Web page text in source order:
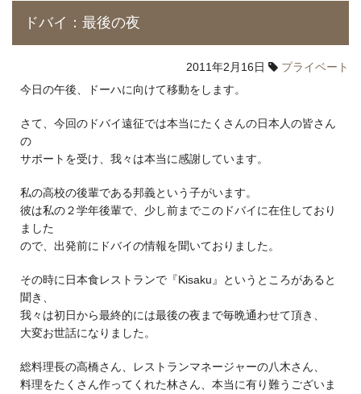
ドバイ：最後の夜
2011年2月16日
プライベート
今日の午後、ドーハに向けて移動をします。
さて、今回のドバイ遠征では本当にたくさんの日本人の皆さん
の
サポートを受け、我々は本当に感謝しています。
私の高校の後輩である邦義という子がいます。
彼は私の２学年後輩で、少し前までこのドバイに在住しており
ました
ので、出発前にドバイの情報を聞いておりました。
その時に日本食レストランで『Kisaku』というところがあると
聞き、
我々は初日から最終的には最後の夜まで毎晩通わせて頂き、
大変お世話になりました。
総料理長の高橋さん、レストランマネージャーの八木さん、
料理をたくさん作ってくれた林さん、本当に有り難うございま